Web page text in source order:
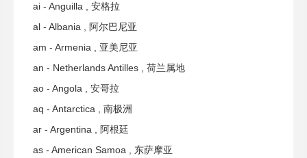
ai - Anguilla , 安格拉
al - Albania , 阿尔巴尼亚
am - Armenia , 亚美尼亚
an - Netherlands Antilles , 荷兰属地
ao - Angola , 安哥拉
aq - Antarctica , 南极洲
ar - Argentina , 阿根廷
as - American Samoa , 东萨摩亚